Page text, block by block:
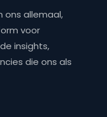
ons allemaal,
voor
insights,
die ons als